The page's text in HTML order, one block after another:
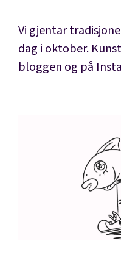
Vi gjentar
dag i oktober.
bloggen og på